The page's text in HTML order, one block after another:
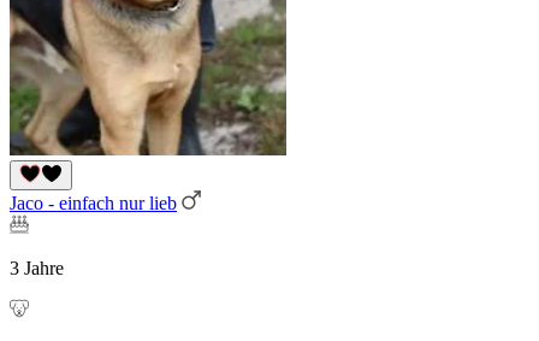
Jaco - einfach nur lieb
3 Jahre